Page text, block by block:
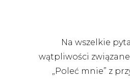
Na wszelkie
wątpliwości
„Poleć mnie” z